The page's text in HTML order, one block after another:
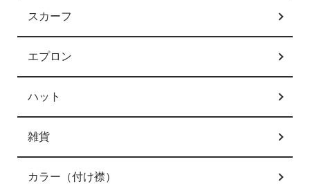
スカーフ
エプロン
ハット
雑貨
カラー（付け襟）